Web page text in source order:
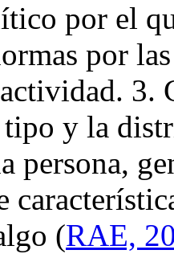
por el
por
3.
y la
persona,
(RAE,